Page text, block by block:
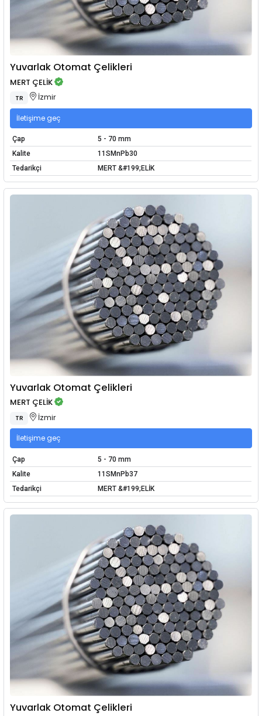
Yuvarlak Otomat Çelikleri
MERT ÇELİK
TR İzmir
İletişime geç
Çap
5 - 70 mm
Kalite
11SMnPb30
Tedarikçi
MERT &#199;ELİK
Yuvarlak Otomat Çelikleri
MERT ÇELİK
TR İzmir
İletişime geç
Çap
5 - 70 mm
Kalite
11SMnPb37
Tedarikçi
MERT &#199;ELİK
Yuvarlak Otomat Çelikleri